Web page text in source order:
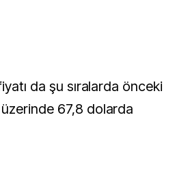
da şu sıralarda önceki
üzerinde 67,8 dolarda